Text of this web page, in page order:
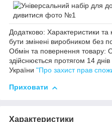
Додатково: Характеристики та
бути змінені виробником без
Обмін та повернення товару:
здійснюється протягом 14 днів
України "Про захист прав
Приховати
Характеристики